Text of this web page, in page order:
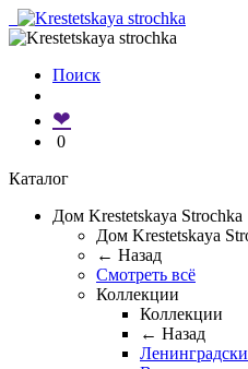
Поиск
❤
0
Каталог
Дом Krestetskaya Strochka
Дом Krestetskaya
← Назад
Смотреть всё
Коллекции
Коллекции
← Назад